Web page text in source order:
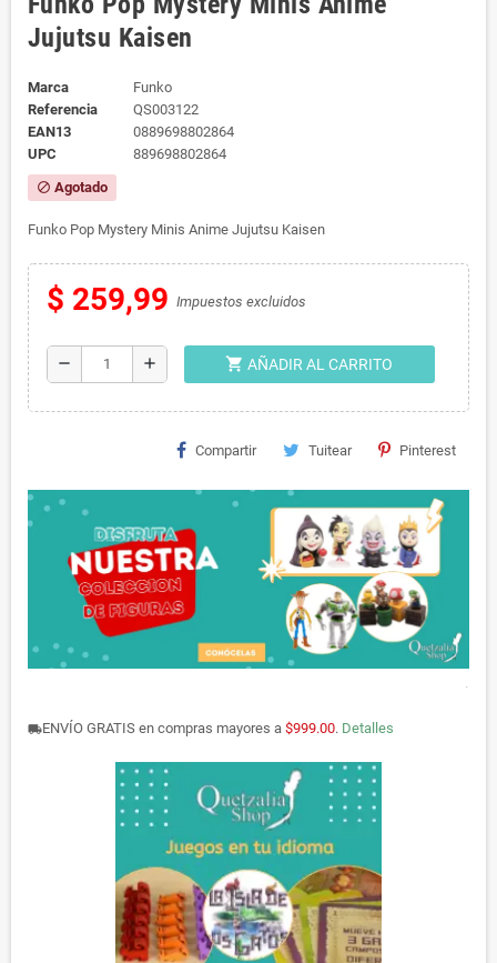
Jujutsu Kaisen
Marca
Funko
Referencia
QS003122
EAN13
0889698802864
UPC
889698802864
block Agotado
Funko Pop Mystery Minis Anime Jujutsu Kaisen
$ 259,99 Impuestos excluidos
remove add shopping_cart AÑADIR AL CARRITO
Compartir Tuitear Pinterest
.
local_shippingENVÍO GRATIS en compras mayores a $999.00. Detalles